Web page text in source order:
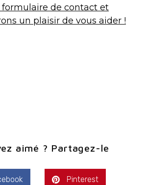
formulaire de contact et
un plaisir de vous aider !
aimé ? Partagez-le
Pinterest